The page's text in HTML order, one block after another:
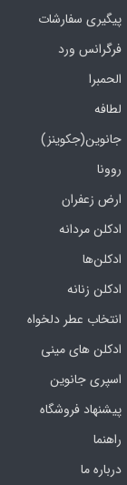
پیگیری سفارشات
فرگرانس ورد
الحمبرا
لطافه
جانوین(جکوینز)
روونا
ارض زعفران
ادکلن مردانه
ادکلن‌ها
ادکلن زنانه
انتخاب عطر دلخواه
ادکلن های مینی
اسپری جانوین
پیشنهاد فروشگاه
راهنما
درباره ما